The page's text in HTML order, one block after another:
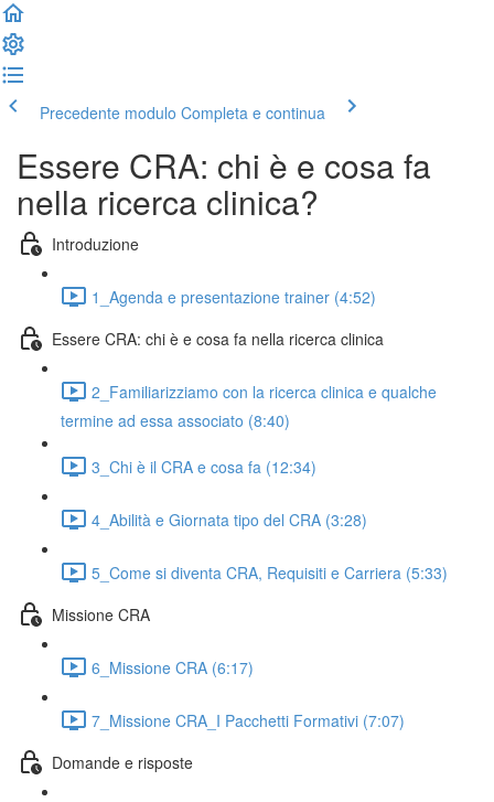
Precedente modulo Completa e continua
Essere CRA: chi è e cosa fa
nella ricerca clinica?
Introduzione
1_Agenda e presentazione trainer (4:52)
Essere CRA: chi è e cosa fa nella ricerca clinica
2_Familiarizziamo con la ricerca clinica e qualche
termine ad essa associato (8:40)
3_Chi è il CRA e cosa fa (12:34)
4_Abilità e Giornata tipo del CRA (3:28)
5_Come si diventa CRA, Requisiti e Carriera (5:33)
Missione CRA
6_Missione CRA (6:17)
7_Missione CRA_I Pacchetti Formativi (7:07)
Domande e risposte